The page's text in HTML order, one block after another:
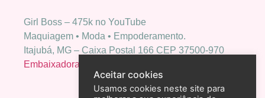
Girl Boss – 475k no YouTube
Maquiagem • Moda • Empoderamento.
Itajubá, MG – Caixa Postal 166 CEP 37500-970
Embaixadora Bio Extratus
Aceitar cookies
Usamos cookies neste site para